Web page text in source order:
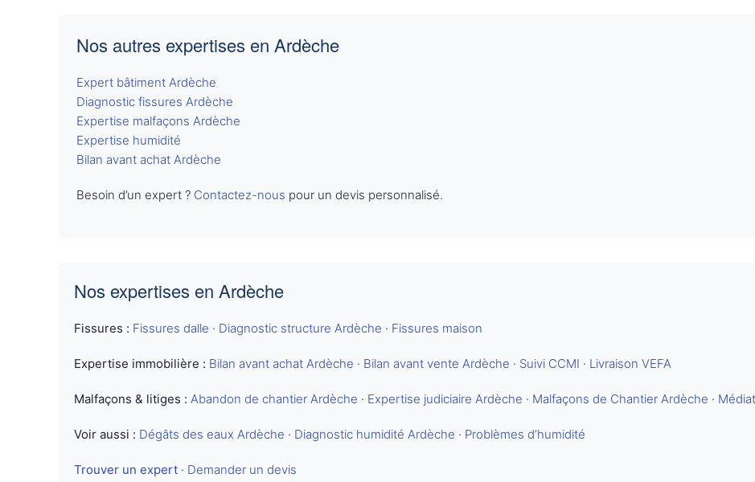
Nos autres expertises en Ardèche
Expert bâtiment Ardèche
Diagnostic fissures Ardèche
Expertise malfaçons Ardèche
Expertise humidité
Bilan avant achat Ardèche
Besoin d’un expert ? Contactez-nous pour un devis personnalisé.
Nos expertises en Ardèche
Fissures : Fissures dalle · Diagnostic structure Ardèche · Fissures maison
Expertise immobilière : Bilan avant achat Ardèche · Bilan avant vente Ardèche · Suivi CCMI · Livraison VEFA
Malfaçons & litiges : Abandon de chantier Ardèche · Expertise judiciaire Ardèche · Malfaçons de Chantier Ardèche ·
Voir aussi : Dégâts des eaux Ardèche · Diagnostic humidité Ardèche · Problèmes d’humidité
Trouver un expert · Demander un devis